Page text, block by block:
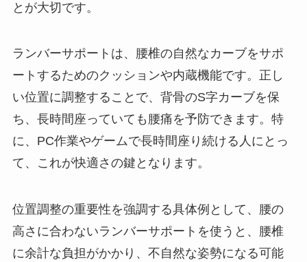
とが大切です。
ランバーサポートは、腰椎の自然なカーブをサポ
ートするためのクッションや内蔵機能です。正し
い位置に調整することで、背骨のS字カーブを保
ち、長時間座っていても腰痛を予防できます。特
に、PC作業やゲームで長時間座り続ける人にとっ
て、これが快適さの鍵となります。
位置調整の重要性を強調する具体例として、腰の
高さに合わないランバーサポートを使うと、腰椎
に余計な負担がかかり、不自然な姿勢になる可能